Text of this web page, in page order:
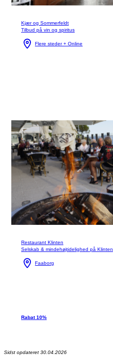
Kjær og Sommerfeldt
Tilbud på vin og spiritus
Flere steder + Online
Restaurant Klinten
Selskab & mindehøjtidelighed på Klinten
Faaborg
Rabat 10%
Sidst opdateret 30.04.2026